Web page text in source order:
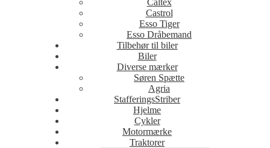
Caltex
Castrol
Esso Tiger
Esso Dråbemand
Tilbehør til biler
Biler
Diverse mærker
Søren Spætte
Agria
StafferingsStriber
Hjelme
Cykler
Motormærke
Traktorer